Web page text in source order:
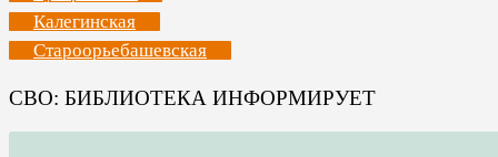
Калегинская
Староорьебашевская
СВО: БИБЛИОТЕКА ИНФОРМИРУЕТ